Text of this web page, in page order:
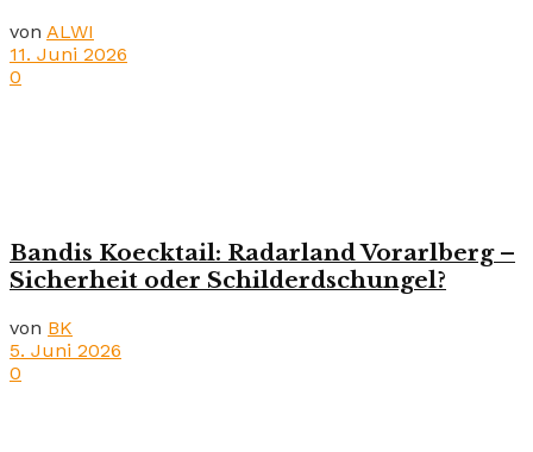
von ALWI
11. Juni 2026
0
Bandis Koecktail: Radarland Vorarlberg –
Sicherheit oder Schilderdschungel?
von BK
5. Juni 2026
0